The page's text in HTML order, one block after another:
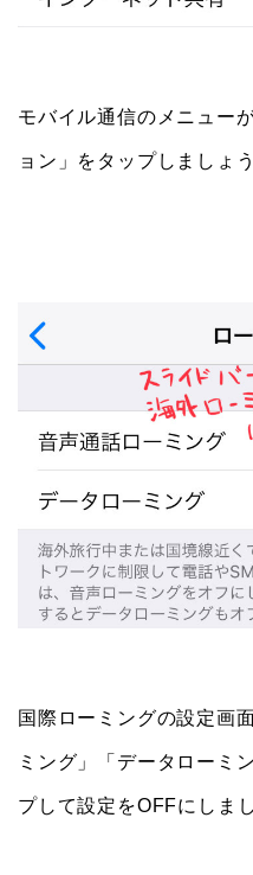
モバイル通信のメニュー
ョン」をタップしましょう
国際ローミングの設定画
ミング」「データローミ
プして設定をOFFにしま